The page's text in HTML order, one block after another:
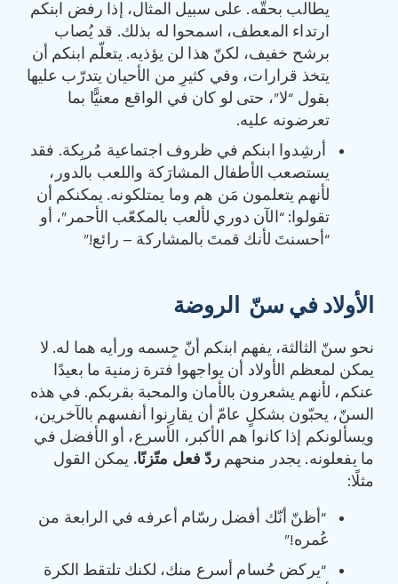
يطالب بحقّه. على سبيل المثال، إذا رفض ابنكم
ارتداء المعطف، اسمحوا له بذلك. قد يُصاب
برشح خفيف، لكنّ هذا لن يؤذيه. يتعلّم ابنكم أن
يتخذ قرارات، وفي كثيرِ من الأحيان يتدرّب عليها
بقول “لا”، حتى لو كان في الواقع معنيًّا بما
تعرضونه عليه.
أرشِدوا ابنكم في ظروف اجتماعية مُربِكة. فقد
يستصعب الأطفال المشارَكة واللعب بالدور،
لأنهم يتعلمون مَن هم وما يمتلكونه. يمكنكم أن
تقولوا: “الآن دوري لألعب بالمكعّب الأحمر”، أو
“أحسنتَ لأنك قمتَ بالمشاركة – رائع!”
الأولاد في سنّ الروضة
نحو سنّ الثالثة، يفهم ابنكم أنّ جِسمه ورأيه هما له. لا
يمكن لمعظم الأولاد أن يواجهوا فترة زمنية ما بعيدًا
عنكم، لأنهم يشعرون بالأمان والمحبة بقربكم. في هذه
السنّ، يحبّون بشكلٍ عامّ أن يقارِنوا أنفسهم بالآخرين،
ويسألونكم إذا كانوا هم الأكبر، الأسرع، أو الأفضل في
ما يفعلونه. يجدر منحهمردّ فعل متّزنًا. يمكن القول
مثلًا:
“أظنّ أنّك أفضل رسّام أعرفه في الرابعة من
عُمره!”
“يركض حُسام أسرع منك، لكنك تلتقط الكرة